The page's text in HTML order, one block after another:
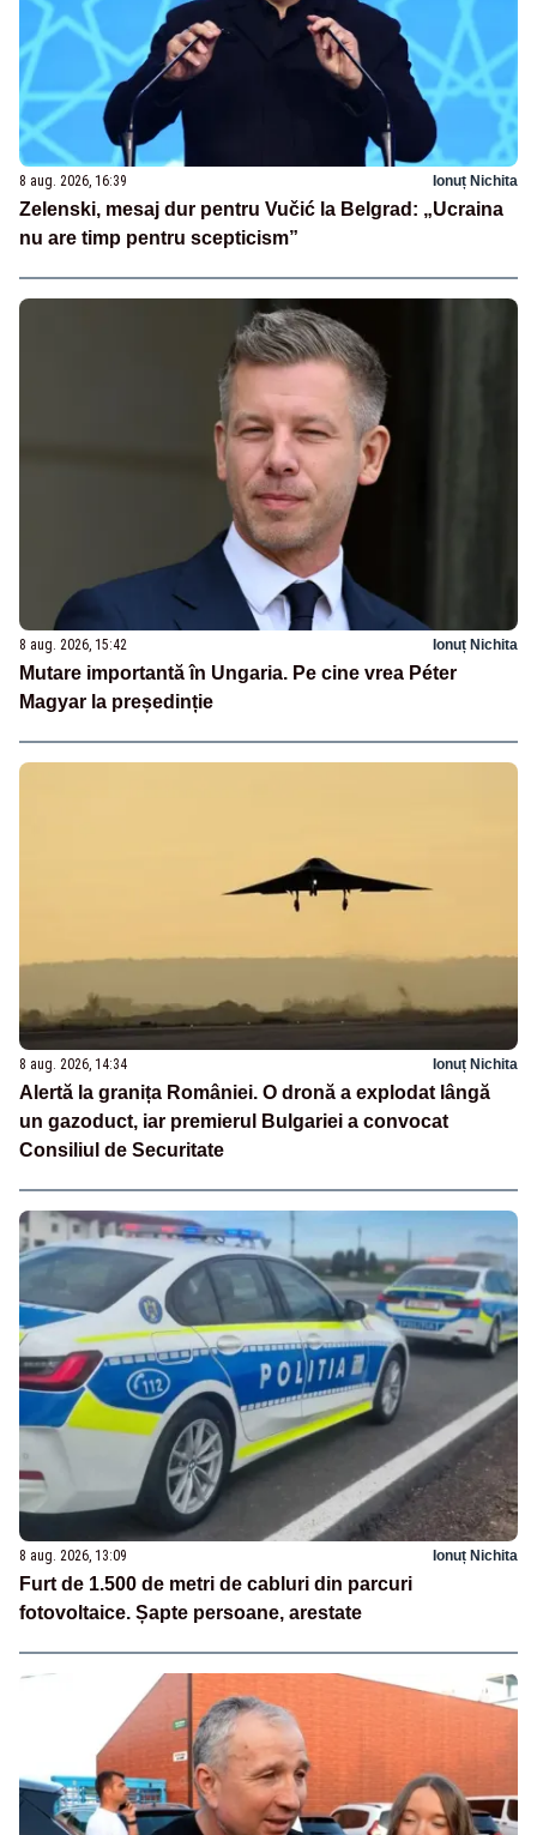
8 aug. 2026, 16:39 Ionuț Nichita
Zelenski, mesaj dur pentru Vučić la Belgrad: „Ucraina
nu are timp pentru scepticism”
8 aug. 2026, 15:42 Ionuț Nichita
Mutare importantă în Ungaria. Pe cine vrea Péter
Magyar la președinție
8 aug. 2026, 14:34 Ionuț Nichita
Alertă la granița României. O dronă a explodat lângă
un gazoduct, iar premierul Bulgariei a convocat
Consiliul de Securitate
8 aug. 2026, 13:09 Ionuț Nichita
Furt de 1.500 de metri de cabluri din parcuri
fotovoltaice. Șapte persoane, arestate